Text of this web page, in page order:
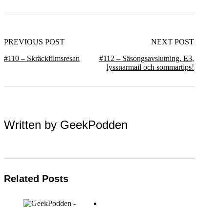
PREVIOUS POST
#110 – Skräckfilmsresan
NEXT POST
#112 – Säsongsavslutning, E3,
lyssnarmail och sommartips!
Written by GeekPodden
Related Posts